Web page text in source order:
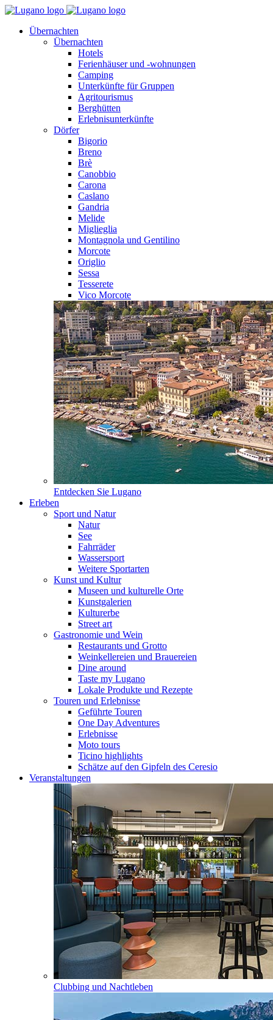
Übernachten
Übernachten
Hotels
Ferienhäuser und -wohnungen
Camping
Unterkünfte für Gruppen
Agritourismus
Berghütten
Erlebnisunterkünfte
Dörfer
Bigorio
Breno
Brè
Canobbio
Carona
Caslano
Gandria
Melide
Miglieglia
Montagnola und Gentilino
Morcote
Origlio
Sessa
Tesserete
Vico Morcote
Entdecken Sie Lugano
Erleben
Sport und Natur
Natur
See
Fahrräder
Wassersport
Weitere Sportarten
Kunst und Kultur
Museen und kulturelle Orte
Kunstgalerien
Kulturerbe
Street art
Gastronomie und Wein
Restaurants und Grotto
Weinkellereien und Brauereien
Dine around
Taste my Lugano
Lokale Produkte und Rezepte
Touren und Erlebnisse
Geführte Touren
One Day Adventures
Erlebnisse
Moto tours
Ticino highlights
Schätze auf den Gipfeln des Ceresio
Veranstaltungen
Clubbing und Nachtleben